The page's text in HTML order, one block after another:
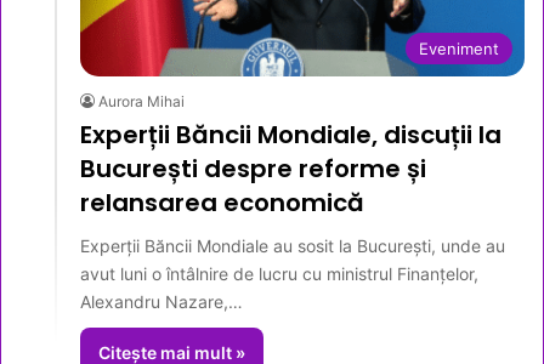
Eveniment
Aurora Mihai
Experții Băncii Mondiale, discuții la
București despre reforme și
relansarea economică
Experții Băncii Mondiale au sosit la București, unde au
avut luni o întâlnire de lucru cu ministrul Finanțelor,
Alexandru Nazare,…
Citește mai mult »